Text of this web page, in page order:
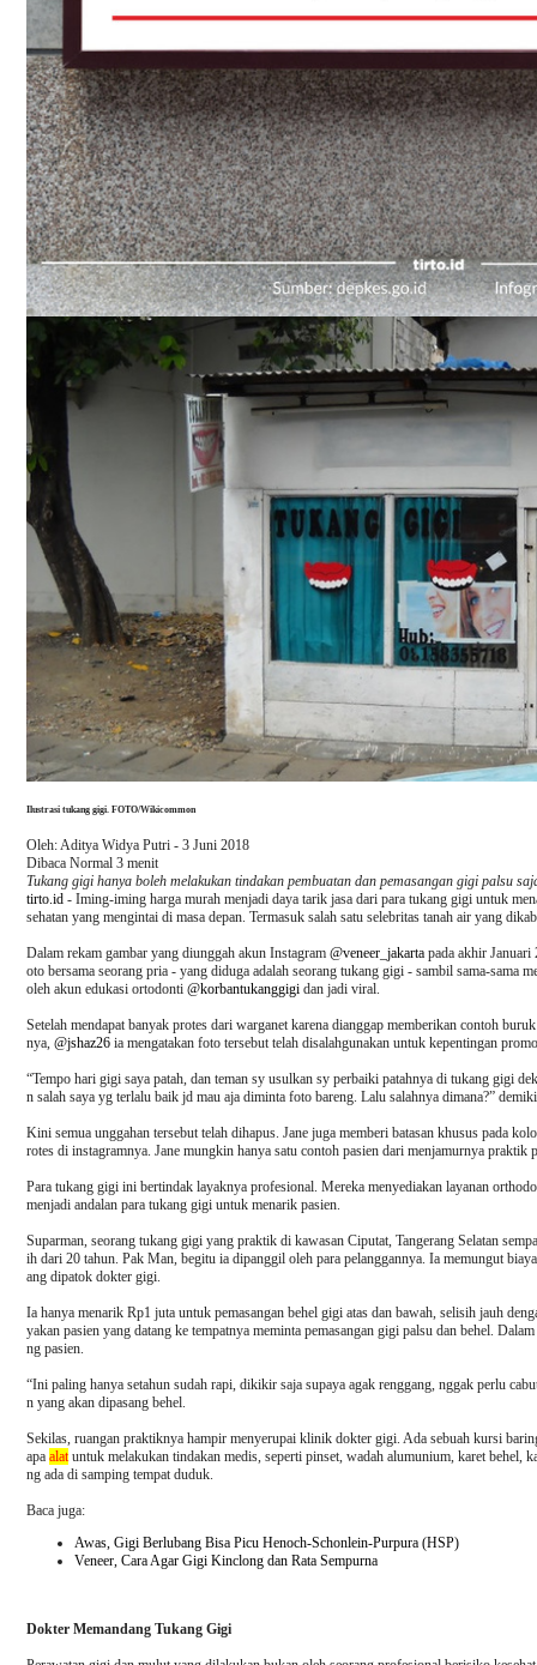
Ilustrasi tukang gigi. FOTO/Wikicommon
Oleh: Aditya Widya Putri - 3 Juni 2018
Dibaca Normal 3 menit
Tukang gigi hanya boleh melakukan tindakan pembuatan dan pemasangan gigi palsu
tirto.id- Iming-iming harga murah menjadi daya tarik jasa dari para tukang gigi untuk
sehatan yang mengintai di masa depan. Termasuk salah satu selebritas tanah air yang
Dalam rekam gambar yang diunggah akun Instagram @veneer_jakartapada akhir Januari
oto bersama seorang pria - yang diduga adalah seorang tukang gigi - sambil sama-sama
oleh akun edukasi ortodonti @korbantukanggigidan jadi viral.
Setelah mendapat banyak protes dari warganet karena dianggap memberikan contoh
nya, @jshaz26ia mengatakan foto tersebut telah disalahgunakan untuk kepentingan
“Tempo hari gigi saya patah, dan teman sy usulkan sy perbaiki patahnya di tukang gigi
n salah saya yg terlalu baik jd mau aja diminta foto bareng. Lalu salahnya dimana?”
Kini semua unggahan tersebut telah dihapus. Jane juga memberi batasan khusus pada
rotes di instagramnya. Jane mungkin hanya satu contoh pasien dari menjamurnya praktik
Para tukang gigi ini bertindak layaknya profesional. Mereka menyediakan layanan
menjadi andalan para tukang gigi untuk menarik pasien.
Suparman, seorang tukang gigi yang praktik di kawasan Ciputat, Tangerang Selatan
ih dari 20 tahun. Pak Man, begitu ia dipanggil oleh para pelanggannya. Ia memungut
ang dipatok dokter gigi.
Ia hanya menarik Rp1 juta untuk pemasangan behel gigi atas dan bawah, selisih jauh
yakan pasien yang datang ke tempatnya meminta pemasangan gigi palsu dan behel.
ng pasien.
“Ini paling hanya setahun sudah rapi, dikikir saja supaya agak renggang, nggak perlu
n yang akan dipasang behel.
Sekilas, ruangan praktiknya hampir menyerupai klinik dokter gigi. Ada sebuah kursi
apa alatuntuk melakukan tindakan medis, seperti pinset, wadah alumunium, karet behel,
ng ada di samping tempat duduk.
Baca juga:
Awas, Gigi Berlubang Bisa Picu Henoch-Schonlein-Purpura (HSP)
Veneer, Cara Agar Gigi Kinclong dan Rata Sempurna
Dokter Memandang Tukang Gigi